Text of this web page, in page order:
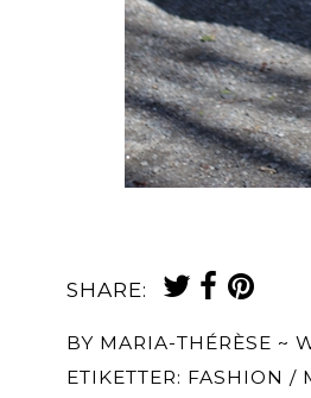
SHARE:
BY MARIA-THÉRÈSE ~
ETIKETTER: FASHION /